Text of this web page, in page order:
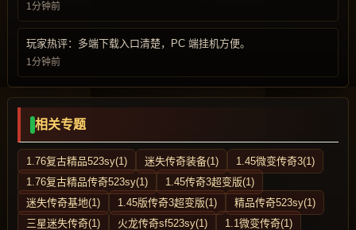
1分钟前
玩家热评：多端下载入口清楚，PC 端挂机方便。
1分钟前
相关专题
1.76复古精品523sy(1) 迷失传奇装备(1)
1.45微变传奇3(1)
1.76复古精品传奇523sy(1)
1.45传奇3超变版(1)
迷失传奇基地(1)
1.45版传奇3超变版(1)
精品传奇523sy(1)
三星迷失传奇(1)
火龙传奇sf523sy(1)
1.1微变传奇(1)